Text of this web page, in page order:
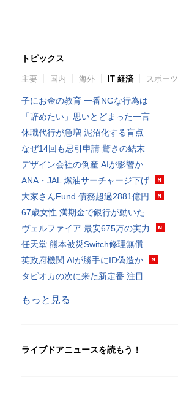
トピックス
主要 国内 海外 IT 経済 スポーツ
子にお金の教育 一番NGな行為は
「辞めたい」思いとどまった一言
休職代行が急増 泥沼化する盲点
なぜ14回も忌引申請 驚きの結末
デザイン会社の倒産 AIが影響か
ANA・JAL 燃油サーチャージ下げ
大家さんFund 債務超過2881億円
67歳女性 満期金で銀行が動いた
ヴェルファイア 最安675万の実力
任天堂 熊本被災Switch修理無償
英政府機関 AIが勝手にID偽造か
タピオカの次に来た新定番 注目
もっと見る
ライブドアニュースを読もう！